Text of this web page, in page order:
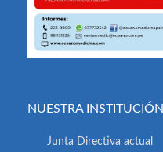
NUESTRA INSTITUCIÓN
Junta Directiva actual